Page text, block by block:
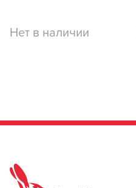
Нет в наличии